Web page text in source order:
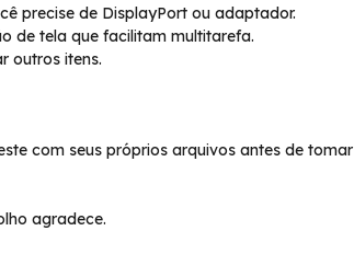
precise de DisplayPort ou adaptador.
de tela que facilitam multitarefa.
outros itens.
com seus próprios arquivos antes de tomar
agradece.